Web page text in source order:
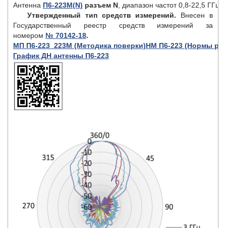
Антенна П6-223М(N) разъем N , диапазон частот 0,8-22,5 ГГц
Утвержденный тип средств измерений. Внесен в
Государственный реестр средств измерений за
номером № 70142-18.
МП П6-223_223М (Методика поверки)НМ П6-223 (Нормы
График ДН антенны П6-223